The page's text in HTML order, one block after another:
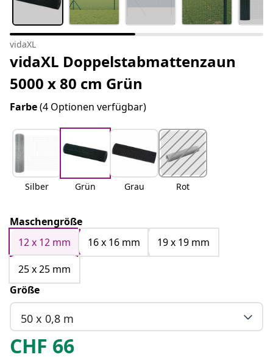
vidaXL
vidaXL Doppelstabmattenzaun
5000 x 80 cm Grün
Farbe(4 Optionen verfügbar)
Silber Grün Grau Rot
Maschengröße
12 x 12 mm
16 x 16 mm
19 x 19 mm
25 x 25 mm
Größe
50 x 0,8 m
CHF 66